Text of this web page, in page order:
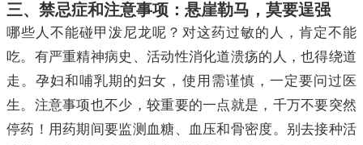
三、禁忌症和注意事项：悬崖勒马，莫要逞强
哪些人不能碰甲泼尼龙呢？对这药过敏的人，肯定不能
吃。有严重精神病史、活动性消化道溃疡的人，也得绕道
走。孕妇和哺乳期的妇女，使用需谨慎，一定要问过医
生。注意事项也不少，较重要的一点就是，千万不要突然
停药！用药期间要监测血糖、血压和骨密度。别去接种活